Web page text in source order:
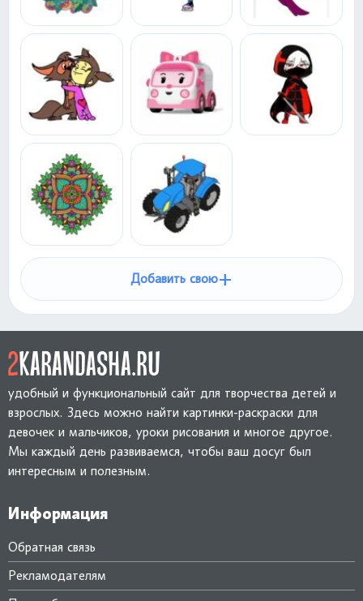
Добавить свою+
удобный и функциональный сайт для творчества детей и
взрослых. Здесь можно найти картинки-раскраски для
девочек и мальчиков, уроки рисования и многое другое.
Мы каждый день развиваемся, чтобы ваш досуг был
интересным и полезным.
Информация
Обратная связь
Рекламодателям